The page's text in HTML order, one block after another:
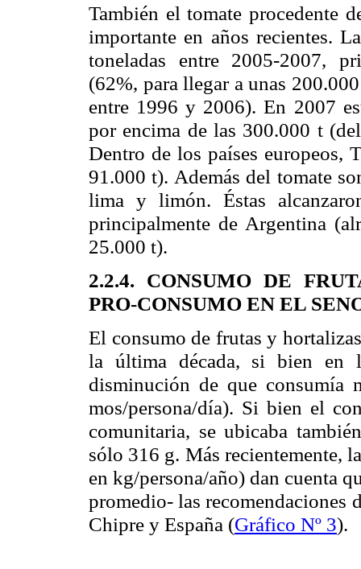
También el tomate procedente
importante en años recientes.
toneladas entre 2005-2007,
(62%, para llegar a unas
entre 1996 y 2006). En 2007
por encima de las 300.000 t
Dentro de los países europeos,
91.000 t). Además del tomate
lima y limón. Éstas
principalmente de Argentina
25.000 t).
2.2.4. CONSUMO DE
PRO-CONSUMO EN EL
El consumo de frutas y
la última década, si bien en
disminución de que consumía
mos/persona/día). Si bien el
comunitaria, se ubicaba
sólo 316 g. Más recientemente,
en kg/persona/año) dan cuenta
promedio- las recomendaciones
Chipre y España (Gráfico Nº 3).